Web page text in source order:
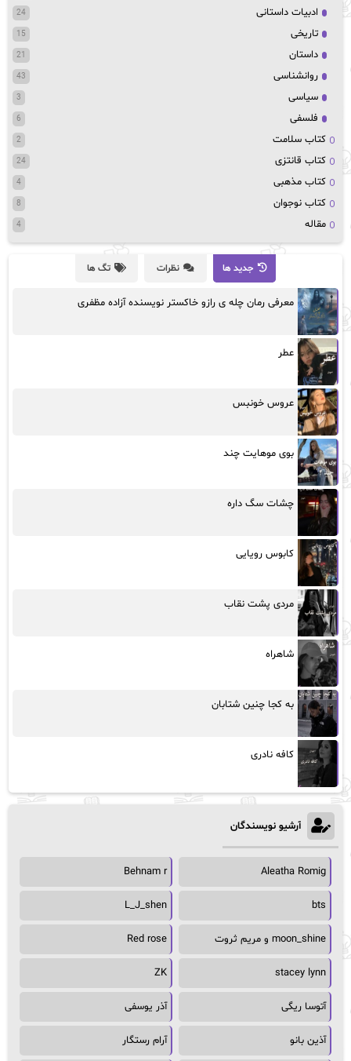
ادبیات داستانی 24
تاریخی 15
داستان 21
روانشناسی 43
سیاسی 3
فلسفی 6
کتاب سلامت 2
کتاب قانتزی 24
کتاب مذهبی 4
کتاب نوجوان 8
مقاله 4
جدید ها نظرات تگ ها
معرفی رمان چله ی رازو خاکستر نویسنده آزاده مظفری
عطر
عروس خونبس
بوی موهایت چند
چشات سگ داره
کابوس رویایی
مردی پشت نقاب
شاهراه
به کجا چنین شتابان
کافه نادری
آرشیو نویسندگان
Aleatha Romig
Behnam r
bts
L_J_shen
moon_shine و مریم ثروت Red rose
stacey lynn
ZK
آتوسا ریگی آذر یوسفی
آذین بانو آرام رستگار